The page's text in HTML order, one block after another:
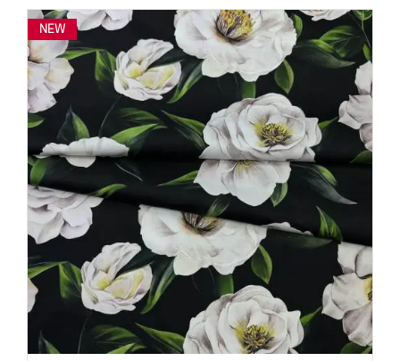
NEW